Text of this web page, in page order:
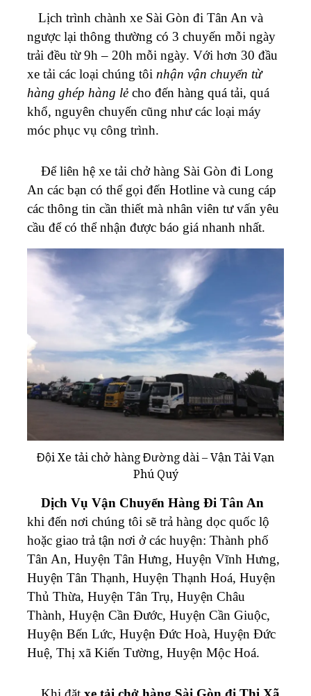
Lịch trình chành xe Sài Gòn đi Tân An và
ngược lại thông thường có 3 chuyến mỗi ngày
trải đều từ 9h – 20h mỗi ngày. Với hơn 30 đầu
xe tải các loại chúng tôi nhận vận chuyển từ
hàng ghép hàng lẻ cho đến hàng quá tải, quá
khổ, nguyên chuyến cũng như các loại máy
móc phục vụ công trình.
Để liên hệ xe tải chở hàng Sài Gòn đi Long
An các bạn có thể gọi đến Hotline và cung cáp
các thông tin cần thiết mà nhân viên tư vấn yêu
cầu để có thể nhận được báo giá nhanh nhất.
Đội Xe tải chở hàng Đường dài – Vận Tải Vạn
Phú Quý
Dịch Vụ Vận Chuyển Hàng Đi Tân An
khi đến nơi chúng tôi sẽ trả hàng dọc quốc lộ
hoặc giao trả tận nơi ở các huyện: Thành phố
Tân An, Huyện Tân Hưng, Huyện Vĩnh Hưng,
Huyện Tân Thạnh, Huyện Thạnh Hoá, Huyện
Thủ Thừa, Huyện Tân Trụ, Huyện Châu
Thành, Huyện Cần Đước, Huyện Cần Giuộc,
Huyện Bến Lức, Huyện Đức Hoà, Huyện Đức
Huệ, Thị xã Kiến Tường, Huyện Mộc Hoá.